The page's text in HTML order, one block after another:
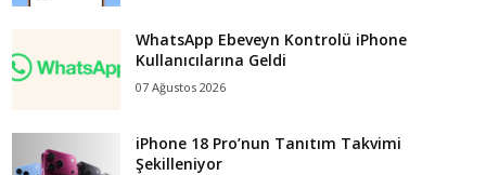
WhatsApp Ebeveyn Kontrolü iPhone
Kullanıcılarına Geldi
07 Ağustos 2026
iPhone 18 Pro’nun Tanıtım Takvimi
Şekilleniyor